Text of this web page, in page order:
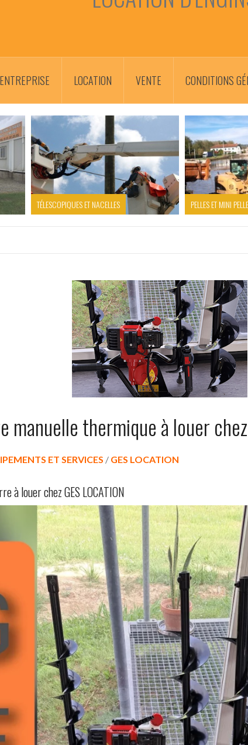
LOCATION VENTE CONDITIONS
TÉLESCOPIQUES ET NACELLES PELLES ET MINI
manuelle thermique à louer chez
ET SERVICES / GES LOCATION
à louer chez GES LOCATION